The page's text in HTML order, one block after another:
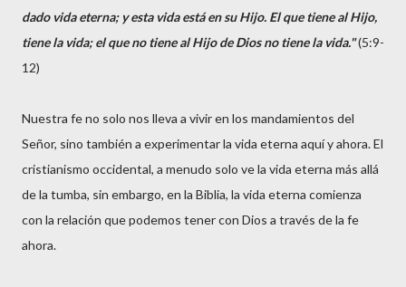
dado vida eterna; y esta vida está en su Hijo. El que tiene al Hijo,
tiene la vida; el que no tiene al Hijo de Dios no tiene la vida."(5:9-
12)
Nuestra fe no solo nos lleva a vivir en los mandamientos del
Señor, sino también a experimentar la vida eterna aquí y ahora. El
cristianismo occidental, a menudo solo ve la vida eterna más allá
de la tumba, sin embargo, en la Biblia, la vida eterna comienza
con la relación que podemos tener con Dios a través de la fe
ahora.